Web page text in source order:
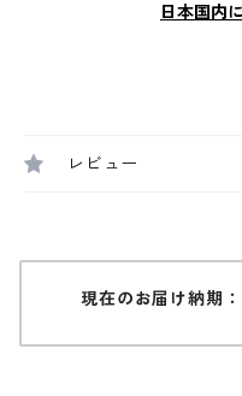
日本国内
レビュー
現在のお届け納期